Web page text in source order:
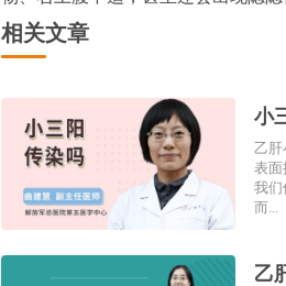
相关文章
小
乙肝
表面
我们
而...
乙